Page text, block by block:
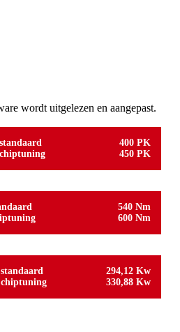
wordt uitgelezen en aangepast.
400 PK
450 PK
540 Nm
600 Nm
294,12 Kw
chiptuning
330,88 Kw